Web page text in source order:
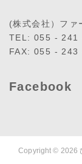
(株式会社）ファ
TEL: 055 - 241
FAX: 055 - 243
Facebook
Copyright © 2026